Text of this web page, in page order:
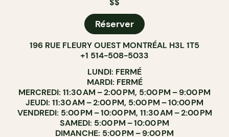
$$
Réserver
196 RUE FLEURY OUEST MONTRÉAL H3L 1T5
+1 514-508-5033
LUNDI: FERMÉ
MARDI: FERMÉ
MERCREDI: 11:30 AM – 2:00 PM, 5:00 PM – 9:00 PM
JEUDI: 11:30 AM – 2:00 PM, 5:00 PM – 10:00 PM
VENDREDI: 5:00 PM – 10:00 PM, 11:30 AM – 2:00 PM
SAMEDI: 5:00 PM – 10:00 PM
DIMANCHE: 5:00 PM – 9:00 PM